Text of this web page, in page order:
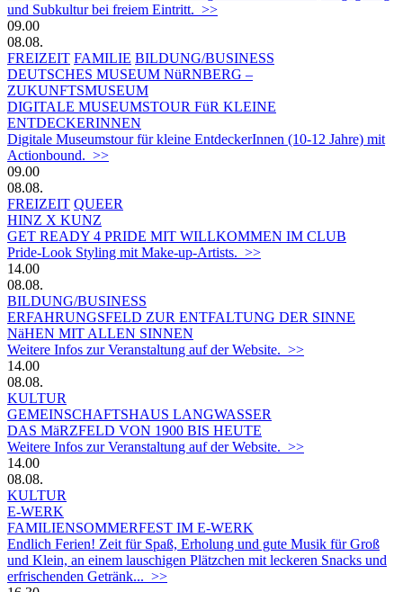
und Subkultur bei freiem Eintritt. >>
09.00
08.08.
FREIZEIT FAMILIE BILDUNG/BUSINESS
DEUTSCHES MUSEUM NüRNBERG –
ZUKUNFTSMUSEUM
DIGITALE MUSEUMSTOUR FüR KLEINE
ENTDECKERINNEN
Digitale Museumstour für kleine EntdeckerInnen (10-12 Jahre) mit
Actionbound. >>
09.00
08.08.
FREIZEIT QUEER
HINZ X KUNZ
GET READY 4 PRIDE MIT WILLKOMMEN IM CLUB
Pride-Look Styling mit Make-up-Artists. >>
14.00
08.08.
BILDUNG/BUSINESS
ERFAHRUNGSFELD ZUR ENTFALTUNG DER SINNE
NäHEN MIT ALLEN SINNEN
Weitere Infos zur Veranstaltung auf der Website. >>
14.00
08.08.
KULTUR
GEMEINSCHAFTSHAUS LANGWASSER
DAS MäRZFELD VON 1900 BIS HEUTE
Weitere Infos zur Veranstaltung auf der Website. >>
14.00
08.08.
KULTUR
E-WERK
FAMILIENSOMMERFEST IM E-WERK
Endlich Ferien! Zeit für Spaß, Erholung und gute Musik für Groß
und Klein, an einem lauschigen Plätzchen mit leckeren Snacks und
erfrischenden Getränk... >>